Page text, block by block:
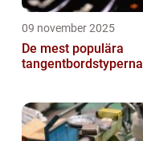
09 november 2025
De mest populära
tangentbordstyperna